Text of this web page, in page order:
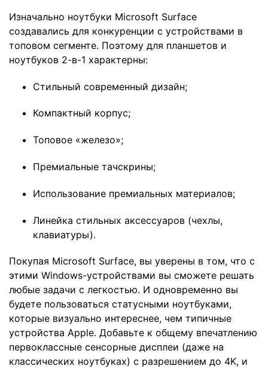
Изначально ноутбуки Microsoft Surface
создавались для конкуренции с устройствами в
топовом сегменте. Поэтому для планшетов и
ноутбуков 2-в-1 характерны:
Стильный современный дизайн;
Компактный корпус;
Топовое «железо»;
Премиальные тачскрины;
Использование премиальных материалов;
Линейка стильных аксессуаров (чехлы,
клавиатуры).
Покупая Microsoft Surface, вы уверены в том, что с
этими Windows-устройствами вы сможете решать
любые задачи с легкостью. И одновременно вы
будете пользоваться статусными ноутбуками,
которые визуально интереснее, чем типичные
устройства Apple. Добавьте к общему впечатлению
первоклассные сенсорные дисплеи (даже на
классических ноутбуках) с разрешением до 4K, и